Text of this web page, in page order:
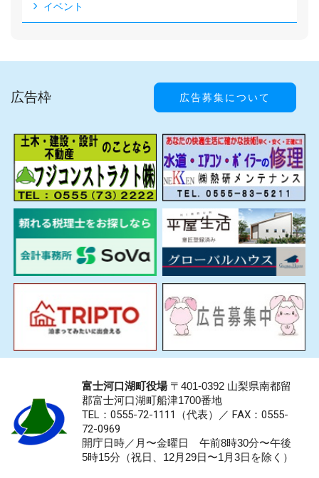
イベント
広告枠 広告募集について
富士河口湖町役場〒401-0392 山梨県南都留
郡富士河口湖町船津1700番地
TEL：0555-72-1111 （代表）／ FAX：0555-
72-0969
開庁日時／月〜金曜日 午前8時30分〜午後
5時15分（祝日、12月29日〜1月3日を除く）